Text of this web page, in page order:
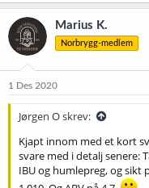
a
k
s
j
o
e
Marius K.
Norbrygg-medlem
1 Des 2020
Jørgen O skrev:
Kjapt innom med et kort
svare med i detalj senere:
IBU og humlepreg, og sikt